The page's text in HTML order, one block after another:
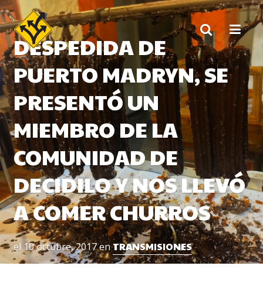
Skip
to
content
DESPEDIDA DE
PUERTO MADRYN, SE
PRESENTÓ UN
MIEMBRO DE LA
COMUNIDAD DE
DECIDILO Y NOS LLEVÓ
A COMER CHURROS
el10 octubre, 2017enTRANSMISIONES